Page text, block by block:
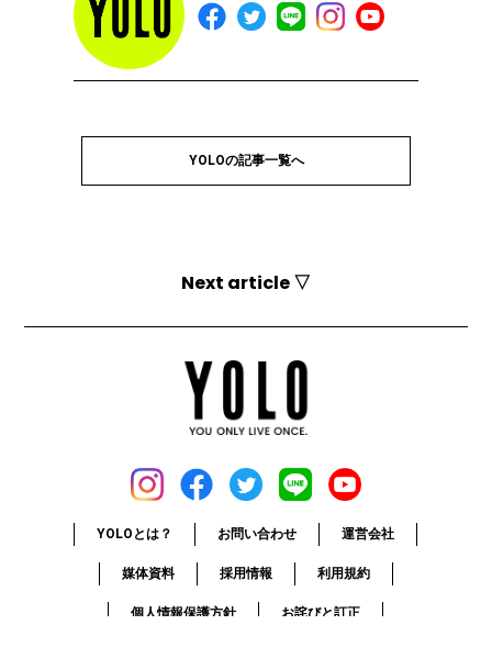
YOLOの記事一覧へ
Next article ▽
YOLOとは？ お問い合わせ 運営会社
媒体資料 採用情報 利用規約
個人情報保護方針 お詫びと訂正